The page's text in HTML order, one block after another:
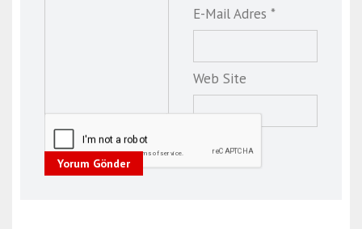
E-Mail Adres *
Web Site
Yorum Gönder